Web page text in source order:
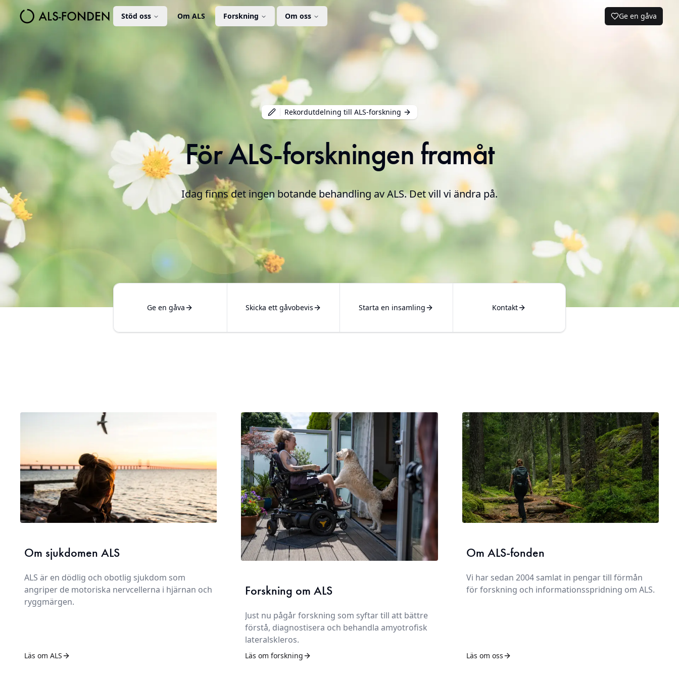
Stöd oss Om ALS Forskning Om oss Ge en gåva
Rekordutdelning till ALS-forskning
För ALS-forskningen framåt
Idag finns det ingen botande behandling av ALS. Det vill vi ändra på.
Ge en gåva Skicka ett gåvobevis Starta en insamling Kontakt
Om sjukdomen ALS
ALS är en dödlig och obotlig sjukdom som
angriper de motoriska nervcellerna i hjärnan och
ryggmärgen.
Läs om ALS
Forskning om ALS
Just nu pågår forskning som syftar till att bättre
förstå, diagnostisera och behandla amyotrofisk
lateralskleros.
Läs om forskning
Om ALS-fonden
Vi har sedan 2004 samlat in pengar till förmån
för forskning och informationsspridning om ALS.
Läs om oss